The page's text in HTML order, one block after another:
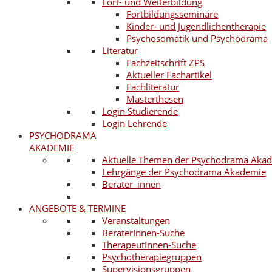
Fortbildungsseminare
Kinder- und Jugendlichentherapie
Psychosomatik und Psychodrama
Literatur
Fachzeitschrift ZPS
Aktueller Fachartikel
Fachliteratur
Masterthesen
Login Studierende
Login Lehrende
PSYCHODRAMA
AKADEMIE
Aktuelle Themen der Psychodrama
Lehrgänge der Psychodrama Akademie
Berater_innen
ANGEBOTE & TERMINE
Veranstaltungen
BeraterInnen-Suche
TherapeutInnen-Suche
Psychotherapiegruppen
Supervisionsgruppen